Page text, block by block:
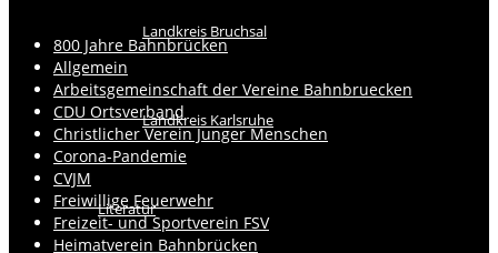
Landkreis Bruchsal
Landkreis Karlsruhe
Literatur
800 Jahre Bahnbrücken
Allgemein
Arbeitsgemeinschaft der Vereine Bahnbruecken
CDU Ortsverband
Christlicher Verein Junger Menschen
Corona-Pandemie
CVJM
Freiwillige Feuerwehr
Freizeit- und Sportverein FSV
Heimatverein Bahnbrücken